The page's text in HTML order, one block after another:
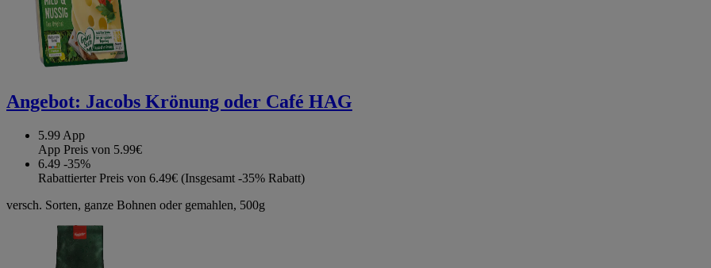
Angebot: Jacobs Krönung oder Café HAG
5.99 App
App Preis von 5.99€
6.49 -35%
Rabattierter Preis von 6.49€ (Insgesamt -35% Rabatt)
versch. Sorten, ganze Bohnen oder gemahlen, 500g